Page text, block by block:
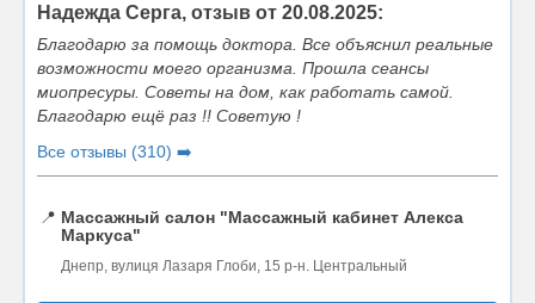
Надежда Серга, отзыв от 20.08.2025:
Благодарю за помощь доктора. Все объяснил реальные
возможности моего организма. Прошла сеансы
миопресуры. Советы на дом, как работать самой.
Благодарю ещё раз !! Советую !
Все отзывы (310) ➡️
📍 Массажный салон "Массажный кабинет Алекса
Маркуса"
Днепр, вулиця Лазаря Глоби, 15 р-н. Центральный